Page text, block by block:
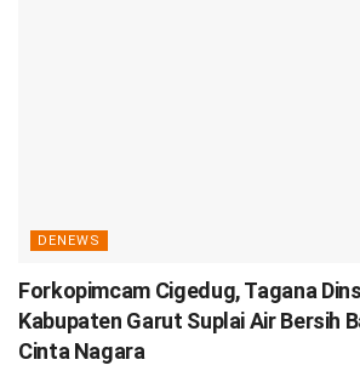
DENEWS
Forkopimcam Cigedug, Tagana
Kabupaten Garut Suplai Air Bersih
Cinta Nagara